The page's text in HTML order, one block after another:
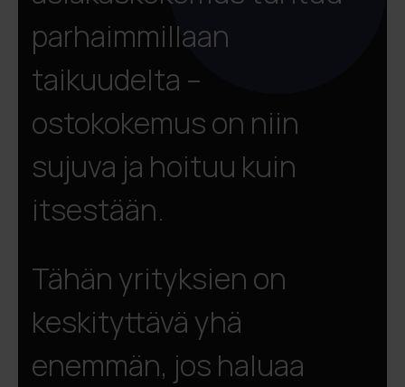
parhaimmillaan
taikuudelta –
ostokokemus on niin
sujuva ja hoituu kuin
itsestään.
Tähän yrityksien on
keskityttävä yhä
enemmän, jos haluaa